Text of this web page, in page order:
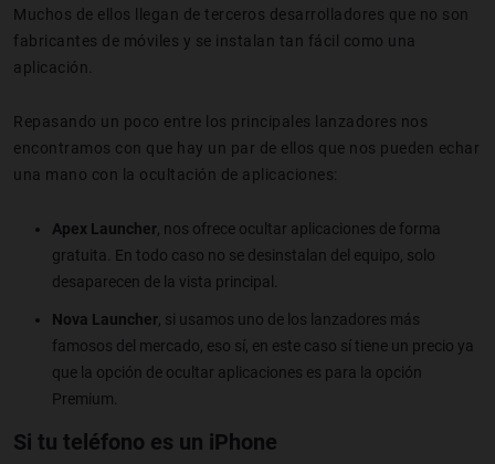
Muchos de ellos llegan de terceros desarrolladores que no son
fabricantes de móviles y se instalan tan fácil como una
aplicación.
Repasando un poco entre los principales lanzadores nos
encontramos con que hay un par de ellos que nos pueden echar
una mano con la ocultación de aplicaciones:
Apex Launcher , nos ofrece ocultar aplicaciones de forma
gratuita. En todo caso no se desinstalan del equipo, solo
desaparecen de la vista principal.
Nova Launcher , si usamos uno de los lanzadores más
famosos del mercado, eso sí, en este caso sí tiene un precio ya
que la opción de ocultar aplicaciones es para la opción
Premium.
Si tu teléfono es un iPhone